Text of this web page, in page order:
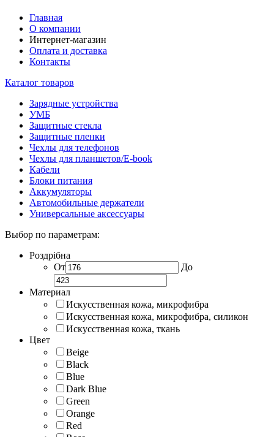
Главная
О компании
Интернет-магазин
Оплата и доставка
Контакты
Каталог товаров
Зарядные устройства
УМБ
Защитные стекла
Защитные пленки
Чехлы для телефонов
Чехлы для планшетов/E-book
Кабели
Блоки питания
Аккумуляторы
Автомобильные держатели
Универсальные аксессуары
Выбор по параметрам:
Роздрібна
От
До
Материал
Искусственная кожа, микрофибра
Искусственная кожа, микрофибра, силикон
Искусственная кожа, ткань
Цвет
Beige
Black
Blue
Dark Blue
Green
Orange
Red